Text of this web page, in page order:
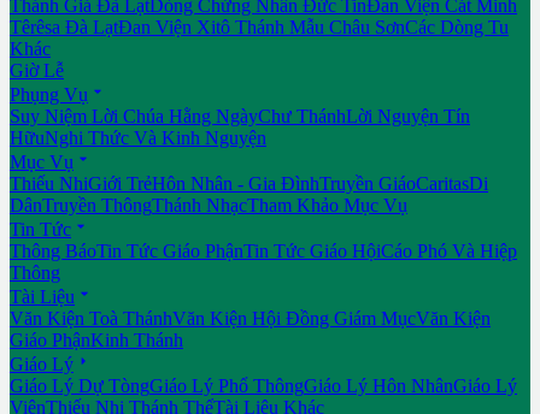
Thánh Giá Đà LạtDòng Chứng Nhân Đức TinĐan Viện Cát Minh
Têrêsa Đà LạtĐan Viện Xitô Thánh Mẫu Châu SơnCác Dòng Tu
Khác
Giờ Lễ
Phụng Vụ 
Suy Niệm Lời Chúa Hằng NgàyChư ThánhLời Nguyện Tín
HữuNghi Thức Và Kinh Nguyện
Mục Vụ 
Thiếu NhiGiới TrẻHôn Nhân - Gia ĐìnhTruyền GiáoCaritasDi
DânTruyền ThôngThánh NhạcTham Khảo Mục Vụ
Tin Tức 
Thông BáoTin Tức Giáo PhậnTin Tức Giáo HộiCáo Phó Và Hiệp
Thông
Tài Liệu 
Văn Kiện Toà ThánhVăn Kiện Hội Đồng Giám MụcVăn Kiện
Giáo PhậnKinh Thánh
Giáo Lý 
Giáo Lý Dự TòngGiáo Lý Phổ ThôngGiáo Lý Hôn NhânGiáo Lý
ViênThiếu Nhi Thánh ThểTài Liệu Khác